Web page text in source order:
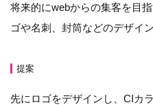
将来的にwebからの集客を目
ゴや名刺、封筒などのデザイ
提案
先にロゴをデザインし、CIカ